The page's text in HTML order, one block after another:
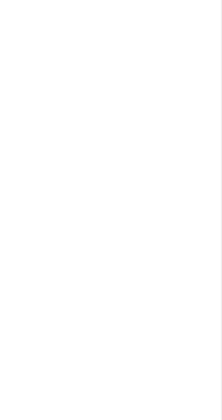
محسوب می‌شوند. اکثر
علاقه دارند و این ظروف به
ظروف مسی یا جعبه خاتم
البته ذکر این نکته
بالاست. اما همه دانش
اگر می‌خواهید در هزینه
روز معلم تهیه کنید،
دست ساز آسان برای معلم
ندارید هم مشکلی